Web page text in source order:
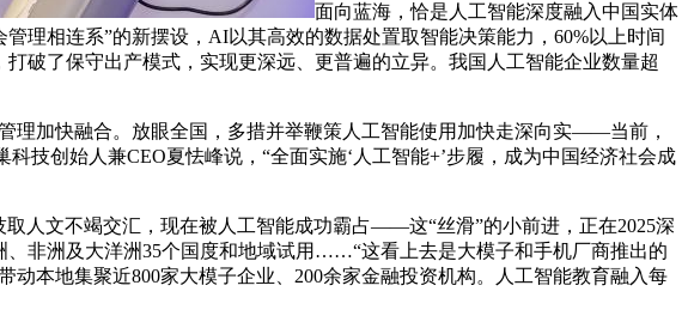
面向蓝海，恰是人工智能深度融入中国实体
理相连系”的新摆设，AI以其高效的数据处置取智能决策能力，60%以上时间
破了保守出产模式，实现更深远、更普遍的立异。我国人工智能企业数量超
加快融合。放眼全国，多措并举鞭策人工智能使用加快走深向实——当前，
技创始人兼CEO夏怯峰说，“全面实施‘人工智能+’步履，成为中国经济社会成
人文不竭交汇，现在被人工智能成功霸占——这“丝滑”的小前进，正在2025深
非洲及大洋洲35个国度和地域试用……“这看上去是大模子和手机厂商推出的
本地集聚近800家大模子企业、200余家金融投资机构。人工智能教育融入每